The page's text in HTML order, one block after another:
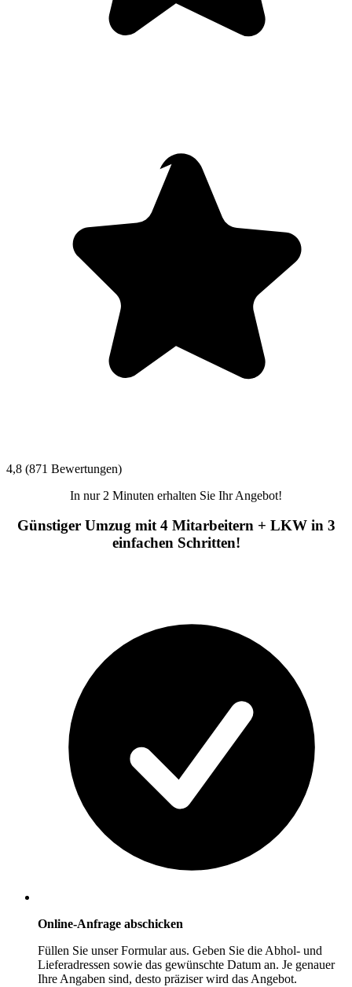
4,8 (871 Bewertungen)
In nur 2 Minuten erhalten Sie Ihr Angebot!
Günstiger Umzug mit 4 Mitarbeitern + LKW in 3
einfachen Schritten!
Online-Anfrage abschicken
Füllen Sie unser Formular aus. Geben Sie die Abhol- und
Lieferadressen sowie das gewünschte Datum an. Je genauer
Ihre Angaben sind, desto präziser wird das Angebot.